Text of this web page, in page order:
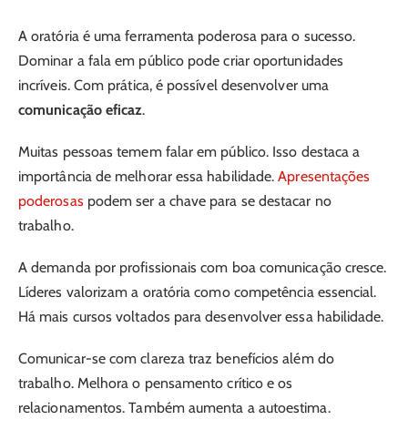
A oratória é uma ferramenta poderosa para o sucesso.
Dominar a fala em público pode criar oportunidades
incríveis. Com prática, é possível desenvolver uma
comunicação eficaz.
Muitas pessoas temem falar em público. Isso destaca a
importância de melhorar essa habilidade.Apresentações
poderosaspodem ser a chave para se destacar no
trabalho.
A demanda por profissionais com boa comunicação cresce.
Líderes valorizam a oratória como competência essencial.
Há mais cursos voltados para desenvolver essa habilidade.
Comunicar-se com clareza traz benefícios além do
trabalho. Melhora o pensamento crítico e os
relacionamentos. Também aumenta a autoestima.